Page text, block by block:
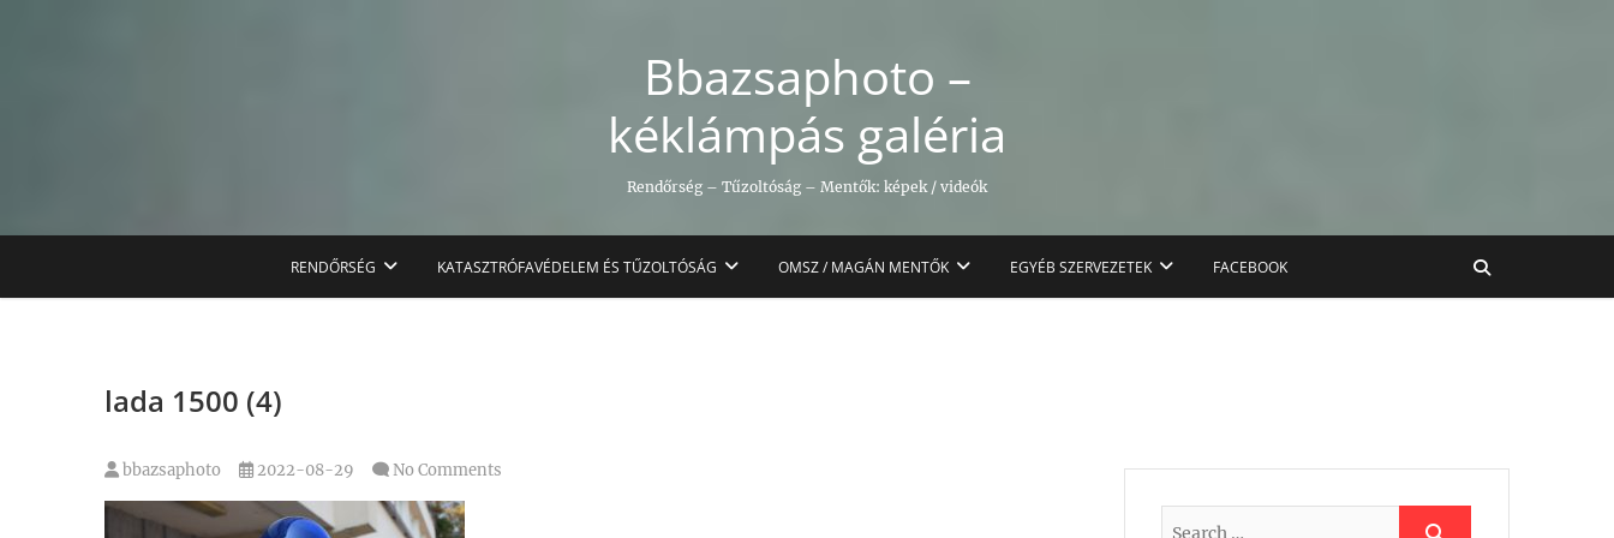
Bbazsaphoto –
kéklámpás galéria
Rendőrség – Tűzoltóság – Mentők: képek / videók
RENDŐRSÉG KATASZTRÓFAVÉDELEM ÉS TŰZOLTÓSÁG OMSZ / MAGÁN MENTŐK EGYÉB SZERVEZETEK FACEBOOK
lada 1500 (4)
bbazsaphoto 2022-08-29 No Comments